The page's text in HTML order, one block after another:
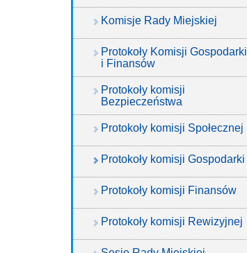
Komisje Rady Miejskiej
Protokoły Komisji Gospodarki
i Finansów
Protokoły komisji
Bezpieczeństwa
Protokoły komisji Społecznej
Protokoły komisji Gospodarki
Protokoły komisji Finansów
Protokoły komisji Rewizyjnej